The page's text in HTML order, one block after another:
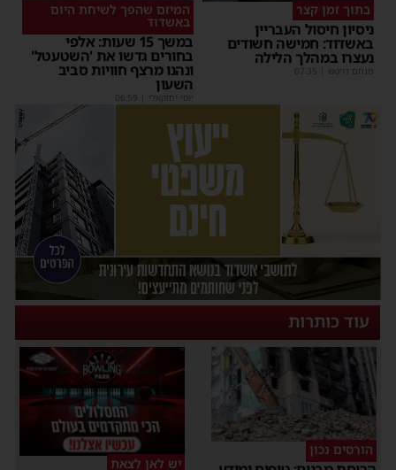
בתוך זמן קצר
ניסיון חיסול העבריין
באשדוד: חמישה חשודים
נעצרו במהלך הלילה
מנחם דויטש |
07:35
המיזם שהפך לשיחת היום
באשדוד
במשך 15 שעות: אלפי
בחורים גדשו את 'השטעטל'
ונהנו מרצף חוויות סביב
השעון
יוסי יחזקאלי |
06:59
עוד כותרות
הורסים נכון
יש לאן לצאת